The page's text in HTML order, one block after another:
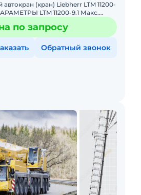
LTM 11200-9.1 Макс.
т Телескопическая стрела: 100
по запросу
Обратный звонок